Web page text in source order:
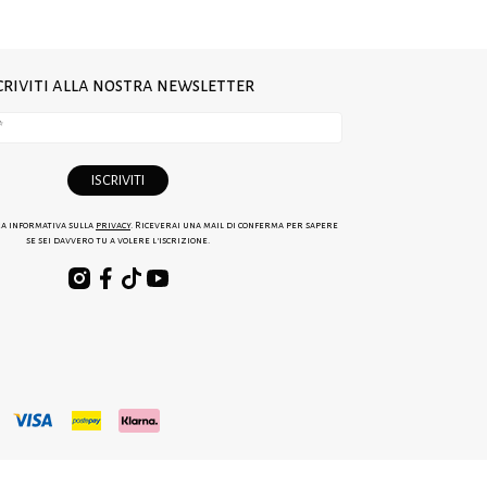
alla nostra newsletter
informativa sulla privacy. Riceverai una mail di conferma per sapere
se sei davvero tu a volere l'iscrizione.